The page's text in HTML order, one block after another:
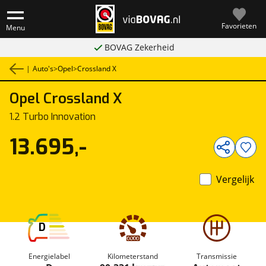
Menu Favorieten
BOVAG Zekerheid
| Auto's>Opel>Crossland X
Opel Crossland X
1.2 Turbo Innovation
D
Energielabel Kilometerstand Transmissie
13.695,-
Vergelijk